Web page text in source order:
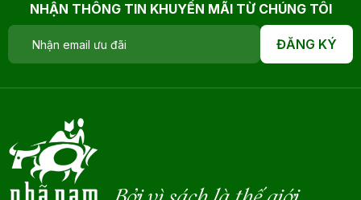
NHẬN THÔNG TIN KHUYẾN MÃI TỪ CHÚNG TÔI
ĐĂNG KÝ